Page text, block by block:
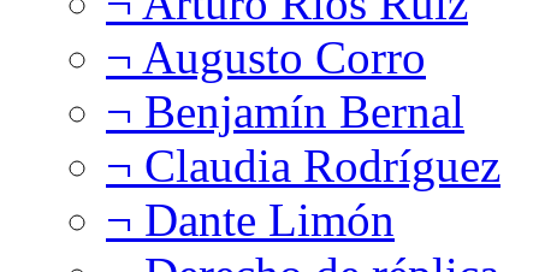
¬ Augusto Corro
¬ Benjamín Bernal
¬ Claudia Rodríguez
¬ Dante Limón